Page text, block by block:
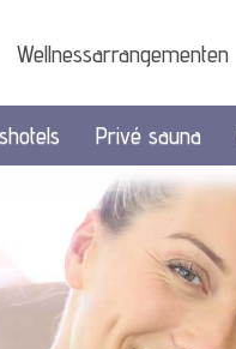
Wellnessarrangementen
Privé sauna